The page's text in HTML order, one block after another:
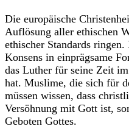
Die europäische
Auflösung aller ethischen
ethischer Standards
Konsens in einprägsame
das Luther für seine Zeit
hat. Muslime, die sich für
müssen wissen, dass
Versöhnung mit Gott ist,
Geboten Gottes.